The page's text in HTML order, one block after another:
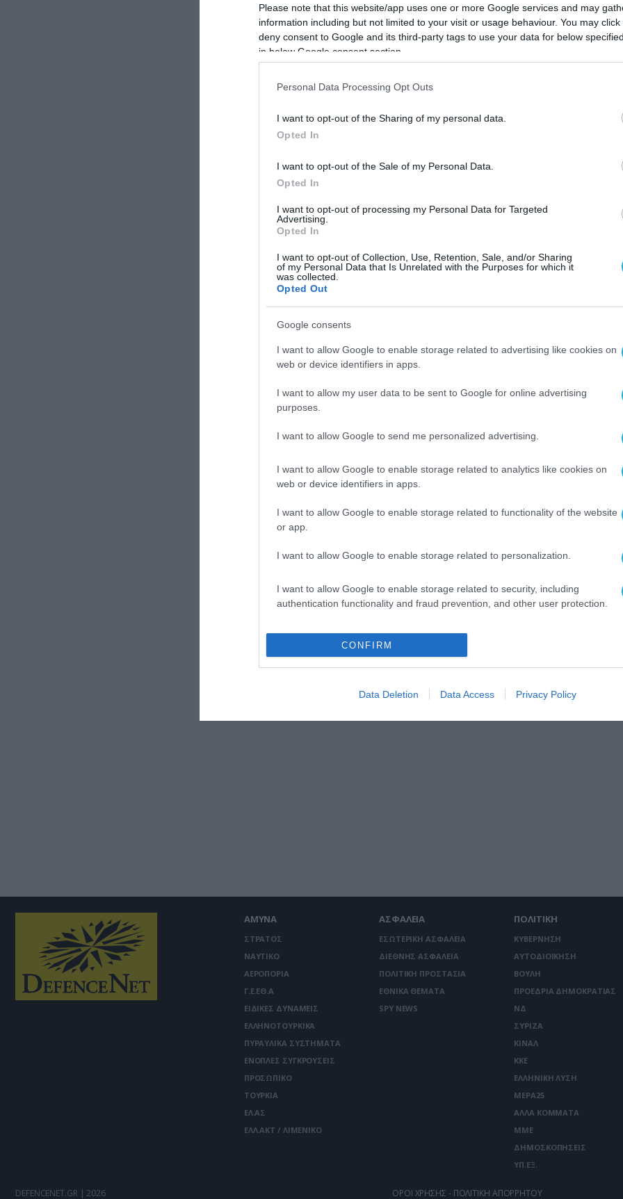
Please note that this website/app uses one or more Google services and may
information including but not limited to your visit or usage behaviour. You may
deny consent to Google and its third-party tags to use your data for below
in below Google consent section.
Personal Data Processing Opt Outs
I want to opt-out of the Sharing of my personal data.
Opted In
I want to opt-out of the Sale of my Personal Data.
Opted In
I want to opt-out of processing my Personal Data for Targeted
Advertising.
Opted In
I want to opt-out of Collection, Use, Retention, Sale, and/or Sharing
of my Personal Data that Is Unrelated with the Purposes for which it
was collected.
Opted Out
Google consents
I want to allow Google to enable storage related to advertising like cookies on
web or device identifiers in apps.
I want to allow my user data to be sent to Google for online advertising
purposes.
I want to allow Google to send me personalized advertising.
I want to allow Google to enable storage related to analytics like cookies on
web or device identifiers in apps.
I want to allow Google to enable storage related to functionality of the website
or app.
I want to allow Google to enable storage related to personalization.
I want to allow Google to enable storage related to security, including
authentication functionality and fraud prevention, and other user protection.
CONFIRM
Data Deletion Data Access Privacy Policy
ΑΜΥΝΑ
ΣΤΡΑΤΟΣ
ΝΑΥΤΙΚΟ
ΑΕΡΟΠΟΡΙΑ
Γ.Ε.ΕΘ.Α
ΕΙΔΙΚΕΣ ΔΥΝΑΜΕΙΣ
ΕΛΛΗΝΟΤΟΥΡΚΙΚΑ
ΠΥΡΑΥΛΙΚΑ ΣΥΣΤΗΜΑΤΑ
ΕΝΟΠΛΕΣ ΣΥΓΚΡΟΥΣΕΙΣ
ΠΡΟΣΩΠΙΚΟ
ΤΟΥΡΚΙΑ
ΕΛ.ΑΣ
ΕΛΛ.ΑΚΤ / ΛΙΜΕΝΙΚΟ
ΑΣΦΑΛΕΙΑ
ΕΣΩΤΕΡΙΚΗ ΑΣΦΑΛΕΙΑ
ΔΙΕΘΝΗΣ ΑΣΦΑΛΕΙΑ
ΠΟΛΙΤΙΚΗ ΠΡΟΣΤΑΣΙΑ
ΕΘΝΙΚΑ ΘΕΜΑΤΑ
SPY NEWS
ΠΟΛΙΤΙΚΗ
ΚΥΒΕΡΝΗΣΗ
ΑΥΤΟΔΙΟΙΚΗΣΗ
ΒΟΥΛΗ
ΠΡΟΕΔΡΙΑ ΔΗΜΟΚΡΑΤΙΑΣ
ΝΔ
ΣΥΡΙΖΑ
ΚΙΝΑΛ
ΚΚΕ
ΕΛΛΗΝΙΚΗ ΛΥΣΗ
ΜΕΡΑ25
ΑΛΛΑ ΚΟΜΜΑΤΑ
ΜΜΕ
ΔΗΜΟΣΚΟΠΗΣΕΙΣ
ΥΠ.ΕΞ.
DEFENCENET.GR | 2026 ΟΡΟΙ ΧΡΗΣΗΣ - ΠΟΛΙΤΙΚΗ ΑΠΟΡΡΗΤΟΥ